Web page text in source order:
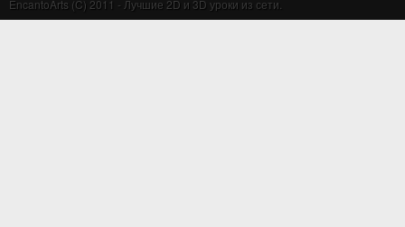
EncantoArts (C) 2011 - Лучшие 2D и 3D уроки из сети.